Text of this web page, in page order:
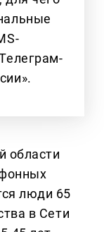
области
люди 65
в Сети